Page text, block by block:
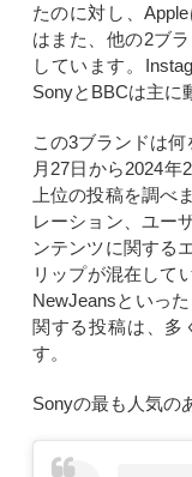
たのに対し、
はまた、他の2ブ
しています。
SonyとBBCは主に
この3ブランドは
月27日から2024
上位の投稿を調べ
レーション、ユー
ンテンツに関する
リップが混在して
NewJeansといっ
関する投稿は、多
す。
Sonyの最も人気の